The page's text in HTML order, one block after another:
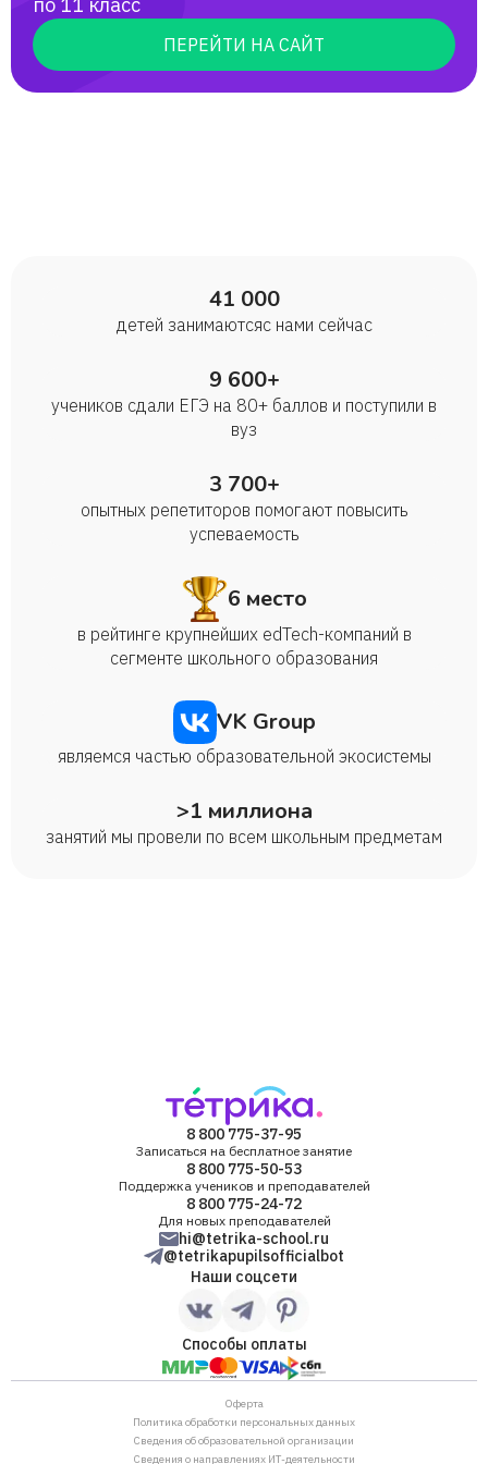
на четверки, 12 на пятерки). Мои
выпускники поступали в МГИМО, СПБГУ,
Мориса Тореза, также поступали в
ПЕРЕЙТИ НА САЙТ
41 000
детей занимаются с нами сейчас
9 600+
учеников сдали ЕГЭ на 80+ баллов и поступили в
вуз
3 700+
опытных репетиторов помогают повысить
успеваемость
6 место
в рейтинге крупнейших edTech-компаний в
сегменте школьного образования
VK Group
являемся частью образовательной экосистемы
>1 миллиона
занятий мы провели по всем школьным предметам
8 800 775-37-95
Записаться на бесплатное занятие
8 800 775-50-53
Поддержка учеников и преподавателей
8 800 775-24-72
Для новых преподавателей
hi@tetrika-school.ru
@tetrikapupilsofficialbot
Наши соцсети
Способы оплаты
Оферта
Политика обработки персональных данных
Сведения об образовательной организации
Сведения о направлениях ИТ-деятельности